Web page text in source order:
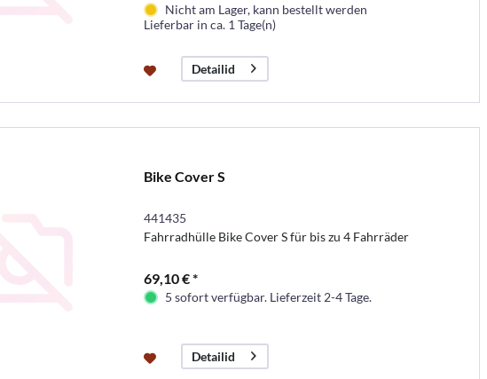
Nicht am Lager, kann bestellt werden
Lieferbar in ca. 1 Tage(n)
Detailid
Bike Cover S
441435
Fahrradhülle Bike Cover S für bis zu 4 Fahrräder
69,10 € *
5 sofort verfügbar. Lieferzeit 2-4 Tage.
Detailid